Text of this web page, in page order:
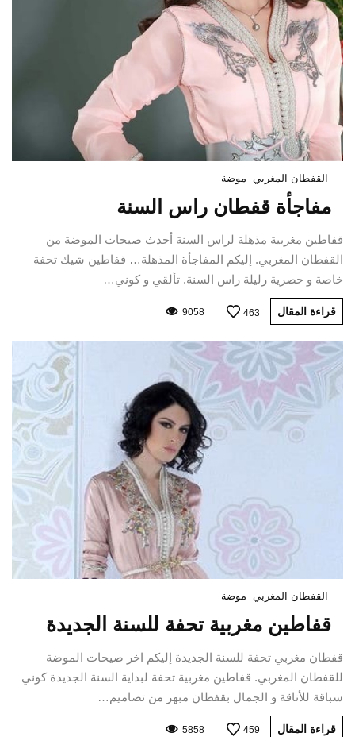
القفطان المغربي موضة
مفاجأة قفطان راس السنة
قفاطين مغربية مذهلة لراس السنة أحدث صيحات الموضة من
القفطان المغربي. إليكم المفاجأة المذهلة… قفاطين شيك تحفة
خاصة و حصرية رليلة راس السنة. تألقي و كوني…
قراءة المقال 463
9058
القفطان المغربي موضة
قفاطين مغربية تحفة للسنة الجديدة
قفطان مغربي تحفة للسنة الجديدة إليكم اخر صيحات الموضة
للقفطان المغربي. قفاطين مغربية تحفة لبداية السنة الجديدة كوني
سباقة للأناقة و الجمال بقفطان مبهر من تصاميم…
قراءة المقال 459
5858